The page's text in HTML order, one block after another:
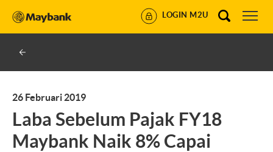
LOGIN M2U
26 Februari 2019
Laba Sebelum Pajak FY18
Maybank Naik 8% Capai